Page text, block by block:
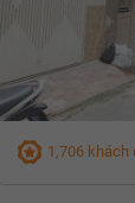
1,706 khách